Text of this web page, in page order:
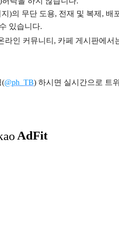
)의 무단 도용, 전재 및 복제, 배
있습니다.
인 커뮤니티, 카페 게시판에서
(@ph_TB) 하시면 실시간으로 트